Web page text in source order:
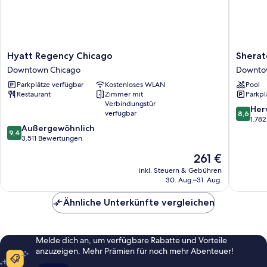
Hyatt
Regency
Chicago
Downtown
Chicago
Hyatt Regency Chicago
Downtown Chicago
Parkplätze verfügbar
Kostenloses WLAN
Restaurant
Zimmer mit
Verbindungstür
verfügbar
9.4
von
9,4 Außergewöhnlich
3.511 Bewertungen
Der
Preis
beträgt
261 €
inkl. Steuern & Gebühren
30. Aug.–31. Aug.
Grand
Chicago
Chicago
Pool
8.6
von
8,6
Ähnliche Unterkünfte vergleichen
Melde dich an, um verfügbare Rabatte und Vorteile
anzuzeigen. Mehr Prämien für noch mehr Abenteuer!